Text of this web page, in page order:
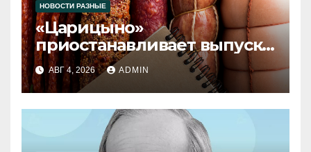
НОВОСТИ РАЗНЫЕ
«Царицыно»
приостанавливает выпуск
продукции
АВГ 4, 2026 ADMIN